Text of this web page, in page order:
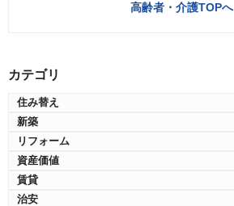
高齢者・介護TOPへ
カテゴリ
住み替え
新築
リフォーム
資産価値
賃貸
治安